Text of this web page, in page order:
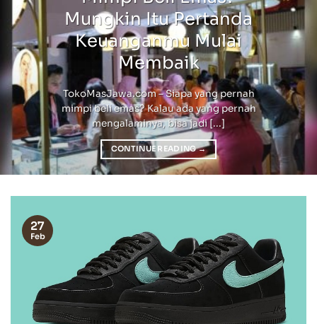
Mungkin Itu Pertanda
Keuanganmu Mulai
Membaik
TokoMasJawa.com – Siapa yang pernah
mimpi beli emas? Kalau ada yang pernah
mengalaminya, bisa jadi [...]
CONTINUE READING→
27
Feb